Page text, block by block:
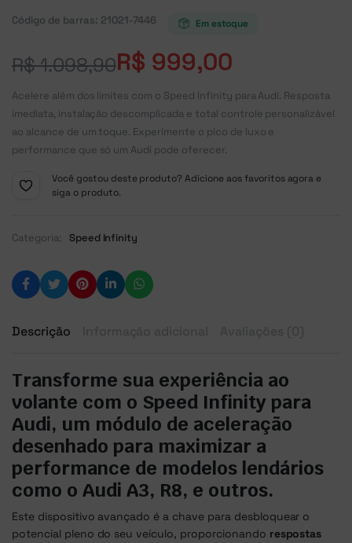
Código de barras: 21021-7446 Em estoque
R$1.098,90R$ 999,00
Acelere além dos limites com o Speed Infinity para Audi. Resposta
imediata, instalação descomplicada e total controle personalizável
ao alcance de um toque. Experimente o pico de luxo e
performance que só um Audi pode oferecer.
Você gostou deste produto? Adicione aos favoritos agora e
siga o produto.
Categoria: Speed Infinity
Descrição
Transforme sua experiência ao
volante com o Speed Infinity para
Audi, um módulo de aceleração
desenhado para maximizar a
performance de modelos lendários
como o Audi A3, R8, e outros.
Este dispositivo avançado é a chave para desbloquear o
potencial pleno do seu veículo, proporcionando respostas